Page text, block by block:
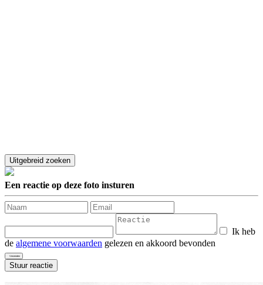
Een reactie op deze foto insturen
Ik heb
de algemene voorwaarden gelezen en akkoord bevonden